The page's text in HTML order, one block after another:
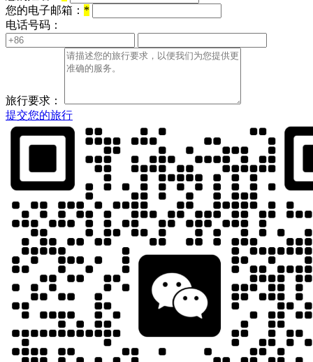
您的电子邮箱： *
电话号码：
旅行要求：
提交您的旅行